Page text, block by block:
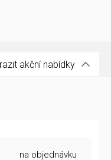
akční nabídky
na objednávku